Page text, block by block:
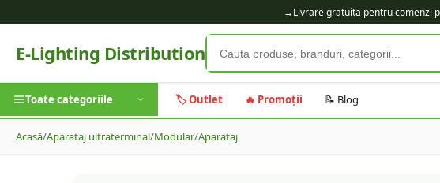
→Livrare gratuita pentru comenzi
E-Lighting Distribution
Toate categoriile 🏷️ Outlet 🔥 Promoții 📝 Blog
Acasă/Aparataj ultraterminal/Modular/Aparataj